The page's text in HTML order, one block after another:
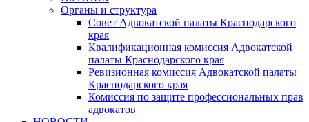
Органы и структура
Совет Адвокатской палаты Краснодарского
края
Квалификационная комиссия Адвокатской
палаты Краснодарского края
Ревизионная комиссия Адвокатской палаты
Краснодарского края
Комиссия по защите профессиональных прав
адвокатов